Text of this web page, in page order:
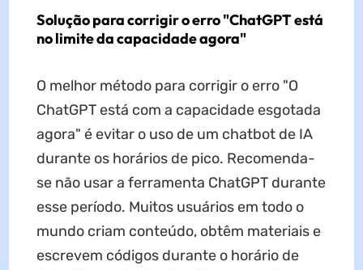
Solução para corrigir o erro "ChatGPT está
no limite da capacidade agora"
O melhor método para corrigir o erro "O
ChatGPT está com a capacidade esgotada
agora" é evitar o uso de um chatbot de IA
durante os horários de pico. Recomenda-
se não usar a ferramenta ChatGPT durante
esse período. Muitos usuários em todo o
mundo criam conteúdo, obtêm materiais e
escrevem códigos durante o horário de